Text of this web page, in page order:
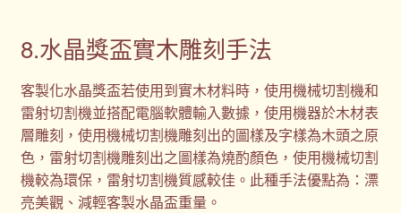
8.水晶獎盃實木雕刻手法
客製化水晶獎盃若使用到實木材料時，使用機械切割機和
雷射切割機並搭配電腦軟體輸入數據，使用機器於木材表
層雕刻，使用機械切割機雕刻出的圖樣及字樣為木頭之原
色，雷射切割機雕刻出之圖樣為燒酌顏色，使用機械切割
機較為環保，雷射切割機質感較佳。此種手法優點為：漂
亮美觀、減輕客製水晶盃重量。